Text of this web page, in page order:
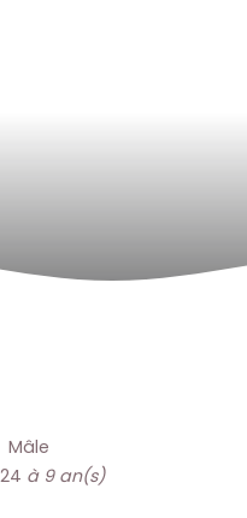
Mâle
à 9 an(s)